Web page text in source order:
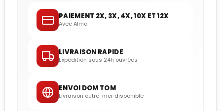
PAIEMENT 2X, 3X, 4X, 10X ET 12X
Avec Alma
LIVRAISON RAPIDE
Expédition sous 24h ouvrées
ENVOI DOM TOM
Livraison outre-mer disponible